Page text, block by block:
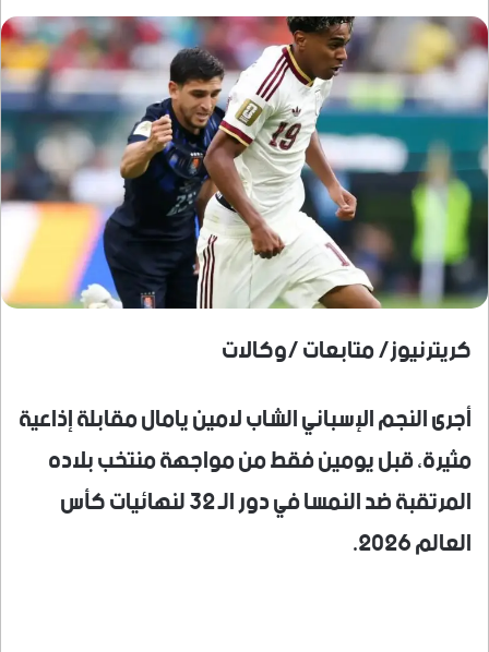
كريترنيوز/ متابعات /وكالات
أجرى النجم الإسباني الشاب لامين يامال مقابلة إذاعية
مثيرة، قبل يومين فقط من مواجهة منتخب بلاده
المرتقبة ضد النمسا في دور الـ 32 لنهائيات كأس
العالم 2026.